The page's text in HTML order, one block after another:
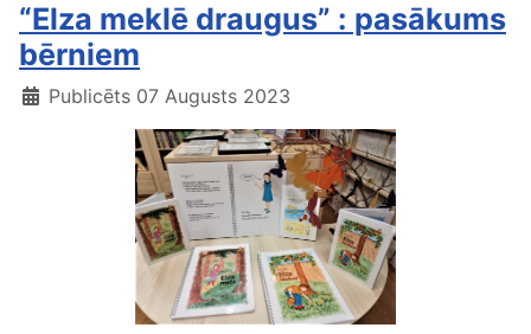
“Elza meklē draugus” : pasākums
bērniem
Publicēts 07 Augusts 2023